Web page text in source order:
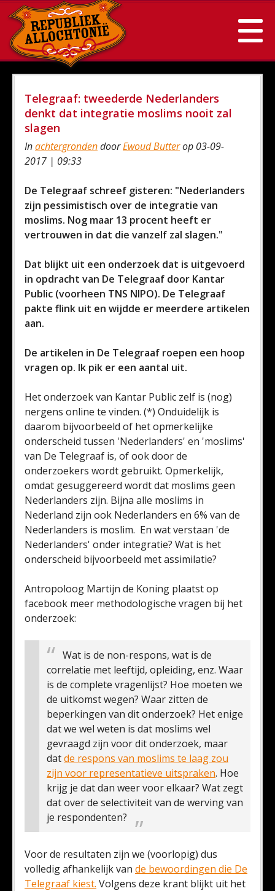
Telegraaf: tweederde Nederlanders
denkt dat integratie moslims nooit zal
slagen
InachtergrondendoorEwoud Butterop 03-09-
2017 | 09:33
De Telegraaf schreef gisteren: "Nederlanders
zijn pessimistisch over de integratie van
moslims. Nog maar 13 procent heeft er
vertrouwen in dat die vanzelf zal slagen."
Dat blijkt uit een onderzoek dat is uitgevoerd
in opdracht van De Telegraaf door Kantar
Public (voorheen TNS NIPO). De Telegraaf
pakte flink uit en wijdde er meerdere artikelen
aan.
De artikelen in De Telegraaf roepen een hoop
vragen op. Ik pik er een aantal uit.
Het onderzoek van Kantar Public zelf is (nog)
nergens online te vinden. (*) Onduidelijk is
daarom bijvoorbeeld of het opmerkelijke
onderscheid tussen 'Nederlanders' en 'moslims'
van De Telegraaf is, of ook door de
onderzoekers wordt gebruikt. Opmerkelijk,
omdat gesuggereerd wordt dat moslims geen
Nederlanders zijn. Bijna alle moslims in
Nederland zijn ook Nederlanders en 6% van de
Nederlanders is moslim. En wat verstaan 'de
Nederlanders' onder integratie? Wat is het
onderscheid bijvoorbeeld met assimilatie?
Antropoloog Martijn de Koning plaatst op
facebook meer methodologische vragen bij het
onderzoek:
Wat is de non-respons, wat is de
correlatie met leeftijd, opleiding, enz. Waar
is de complete vragenlijst? Hoe moeten we
de uitkomst wegen? Waar zitten de
beperkingen van dit onderzoek? Het enige
dat we wel weten is dat moslims wel
gevraagd zijn voor dit onderzoek, maar
datde respons van moslims te laag zou
zijn voor representatieve uitspraken. Hoe
krijg je dat dan weer voor elkaar? Wat zegt
dat over de selectiviteit van de werving van
je respondenten?
Voor de resultaten zijn we (voorlopig) dus
volledig afhankelijk van de bewoordingen die De
Telegraaf kiest. Volgens deze krant blijkt uit het